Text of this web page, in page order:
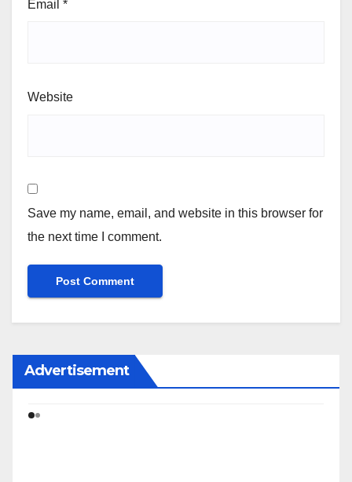
Email *
Website
Save my name, email, and website in this browser for
the next time I comment.
Advertisement